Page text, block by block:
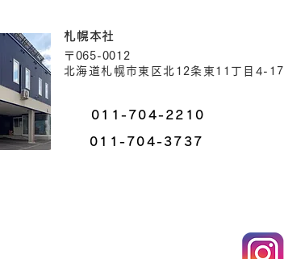
札幌本社
〒065-0012
北海道札幌市東区北12条東11丁目4-17
011-704-2210
011-704-3737